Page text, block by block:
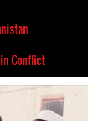
Conflict